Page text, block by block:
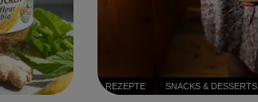
REZEPTE SNACKS & DESSERTS